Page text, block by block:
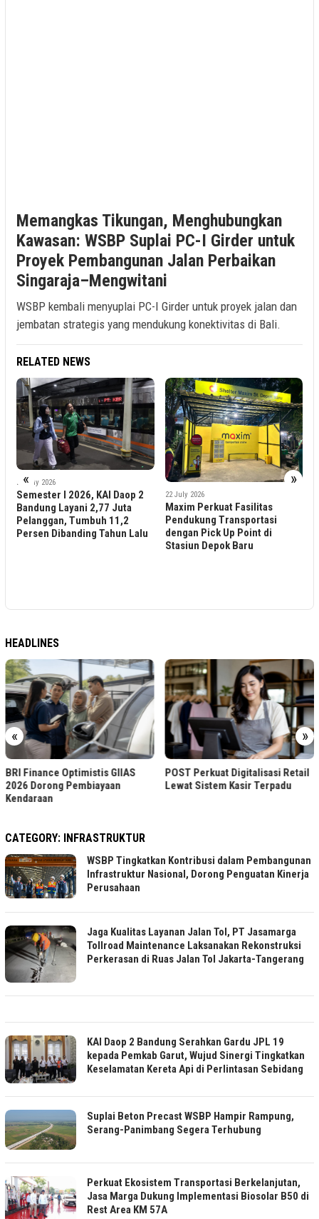
Memangkas Tikungan, Menghubungkan
Kawasan: WSBP Suplai PC-I Girder untuk
Proyek Pembangunan Jalan Perbaikan
Singaraja–Mengwitani
WSBP kembali menyuplai PC-I Girder untuk proyek jalan dan
jembatan strategis yang mendukung konektivitas di Bali.
RELATED NEWS
« »
KAI Daop 2
2,77 Juta
11,2
Tahun Lalu
22 July 2026
Maxim Perkuat Fasilitas
Pendukung Transportasi
dengan Pick Up Point di
Stasiun Depok Baru
22 July 2026
Progres Tol
Incaran Industri
HEADLINES
« »
POST Perkuat Digitalisasi Retail
Lewat Sistem Kasir Terpadu
Kepastian Produksi
Topang Penerimaan
CATEGORY: INFRASTRUKTUR
WSBP Tingkatkan Kontribusi dalam Pembangunan
Infrastruktur Nasional, Dorong Penguatan Kinerja
Perusahaan
Jaga Kualitas Layanan Jalan Tol, PT Jasamarga
Tollroad Maintenance Laksanakan Rekonstruksi
Perkerasan di Ruas Jalan Tol Jakarta-Tangerang
KAI Daop 2 Bandung Serahkan Gardu JPL 19
kepada Pemkab Garut, Wujud Sinergi Tingkatkan
Keselamatan Kereta Api di Perlintasan Sebidang
Suplai Beton Precast WSBP Hampir Rampung,
Serang-Panimbang Segera Terhubung
Perkuat Ekosistem Transportasi Berkelanjutan,
Jasa Marga Dukung Implementasi Biosolar B50 di
Rest Area KM 57A